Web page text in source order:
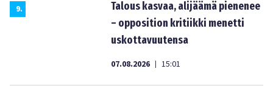
9.
Talous kasvaa, alijäämä pienenee
– opposition kritiikki menetti
uskottavuutensa
07.08.2026 | 15:01